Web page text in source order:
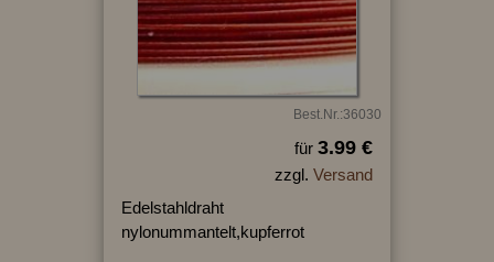
Best.Nr.:36030
für 3.99 €
zzgl. Versand
Edelstahldraht
nylonummantelt,kupferrot